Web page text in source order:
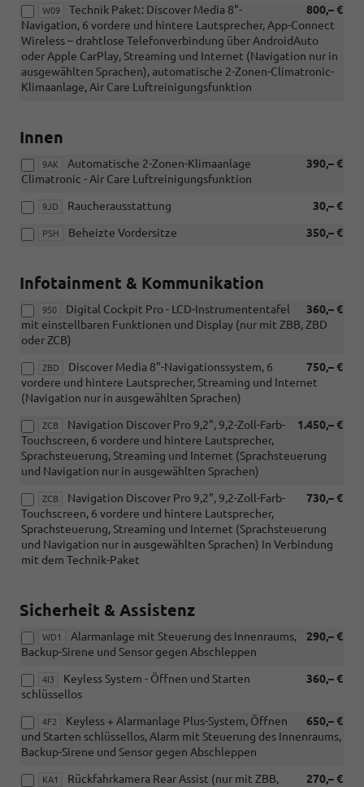
W09 800,– €
Technik Paket: Discover Media 8"-
Navigation, 6 vordere und hintere Lautsprecher, App-Connect
Wireless – drahtlose Telefonverbindung über AndroidAuto
oder Apple CarPlay, Streaming und Internet (Navigation nur in
ausgewählten Sprachen), automatische 2-Zonen-Climatronic-
Klimaanlage, Air Care Luftreinigungsfunktion
Innen
9AK 390,– €
Automatische 2-Zonen-Klimaanlage
Climatronic - Air Care Luftreinigungsfunktion
9JD 30,– €
Raucherausstattung
PSH 350,– €
Beheizte Vordersitze
Infotainment & Kommunikation
9S0 360,– €
Digital Cockpit Pro - LCD-Instrumententafel
mit einstellbaren Funktionen und Display (nur mit ZBB, ZBD
oder ZCB)
ZBD 750,– €
Discover Media 8"-Navigationssystem, 6
vordere und hintere Lautsprecher, Streaming und Internet
(Navigation nur in ausgewählten Sprachen)
ZCB 1.450,– €
Navigation Discover Pro 9,2", 9,2-Zoll-Farb-
Touchscreen, 6 vordere und hintere Lautsprecher,
Sprachsteuerung, Streaming und Internet (Sprachsteuerung
und Navigation nur in ausgewählten Sprachen)
ZCB 730,– €
Navigation Discover Pro 9,2", 9,2-Zoll-Farb-
Touchscreen, 6 vordere und hintere Lautsprecher,
Sprachsteuerung, Streaming und Internet (Sprachsteuerung
und Navigation nur in ausgewählten Sprachen) In Verbindung
mit dem Technik-Paket
Sicherheit & Assistenz
WD1 290,– €
Alarmanlage mit Steuerung des Innenraums,
Backup-Sirene und Sensor gegen Abschleppen
4I3 360,– €
Keyless System - Öffnen und Starten
schlüssellos
4F2 650,– €
Keyless + Alarmanlage Plus-System, Öffnen
und Starten schlüssellos, Alarm mit Steuerung des Innenraums,
Backup-Sirene und Sensor gegen Abschleppen
KA1 270,– €
Rückfahrkamera Rear Assist (nur mit ZBB,